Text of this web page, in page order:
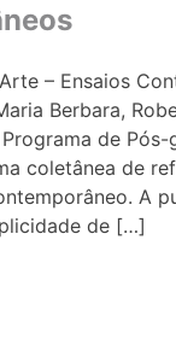
– Ensaios
Berbara,
de
coletânea de
A
de […]